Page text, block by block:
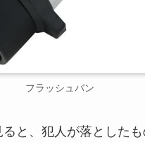
フラッシュバン
と、犯人が落とした